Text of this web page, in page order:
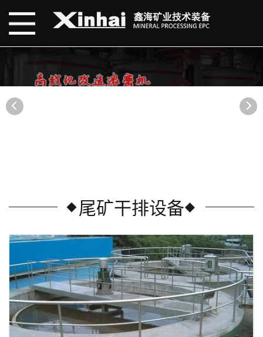
尾矿干排设备